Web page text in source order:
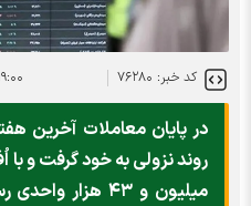
کد خبر: ۷۶۲۸۰
در پایان معاملات آخرین
میلیون و ۴۳